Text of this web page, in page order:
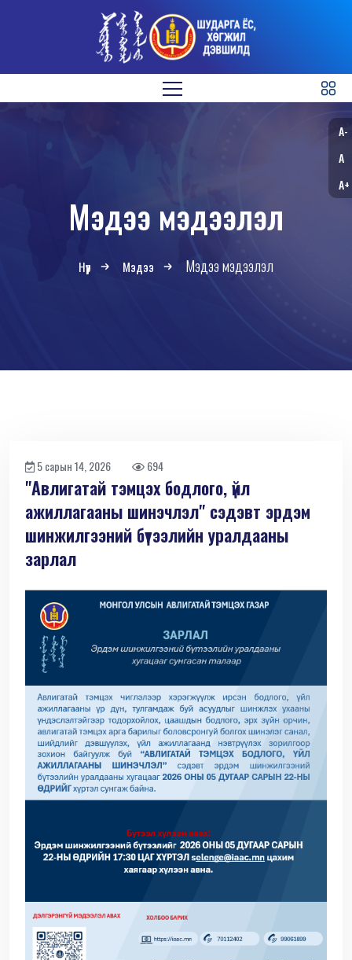
Мэдээ мэдээлэл
Нүүр Мэдээ Мэдээ мэдээлэл
5 сарын 14, 2026 694
"Авлигатай тэмцэх бодлого, үйл
ажиллагааны шинэчлэл" сэдэвт эрдэм
шинжилгээний бүтээлийн уралдааны
зарлал
A-
A
A+